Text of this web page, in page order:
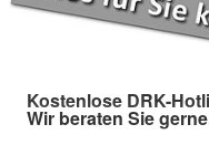
Kostenlose DRK-
Wir beraten Sie